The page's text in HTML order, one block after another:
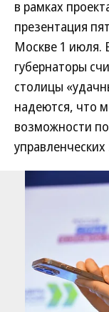
в рамках
презентация
Москве 1 июля.
губернаторы
столицы
надеются, что
возможности
управленческих